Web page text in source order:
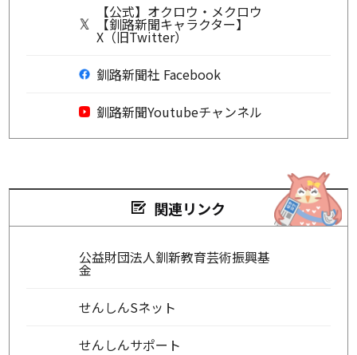
【公式】オクロウ・メクロウ
【釧路新聞キャラクター】
X（旧Twitter）
釧路新聞社 Facebook
釧路新聞Youtubeチャンネル
関連リンク
公益財団法人釧新教育芸術振興基
金
せんしんSネット
せんしんサポート